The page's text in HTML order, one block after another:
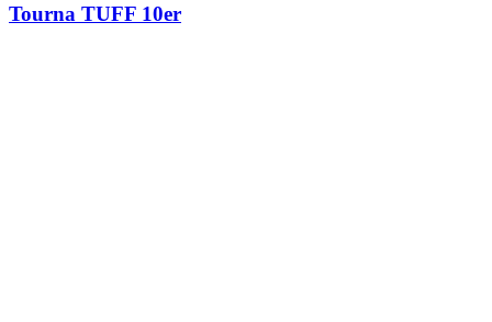
Tourna TUFF 10er